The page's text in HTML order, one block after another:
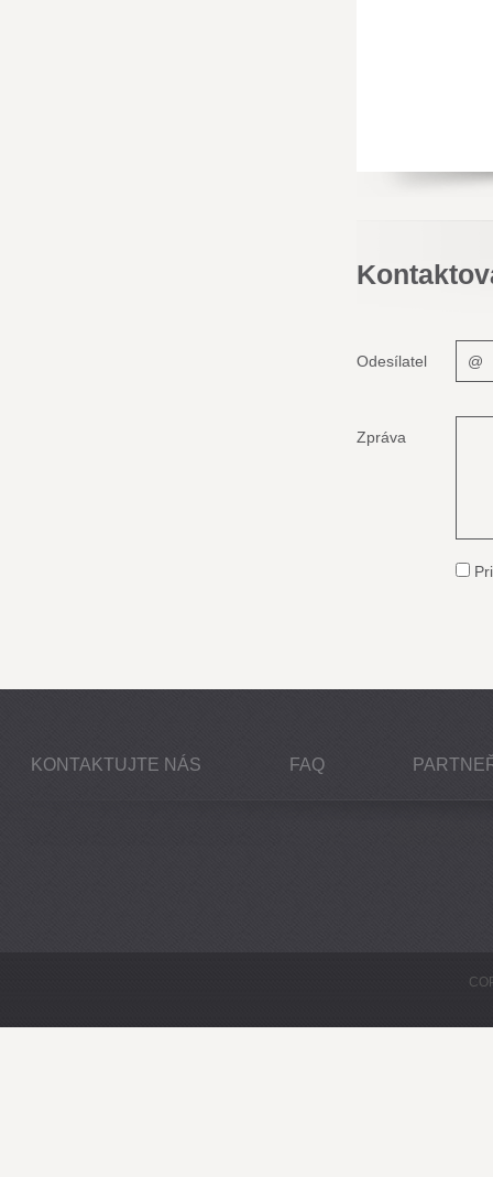
Odesílatel
Zpráva
KONTAKTUJTE NÁS FAQ